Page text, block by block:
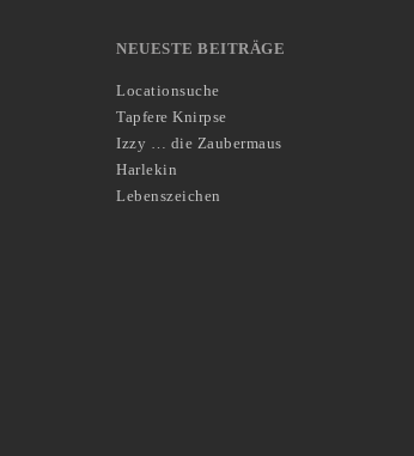
NEUESTE BEITRÄGE
Locationsuche
Tapfere Knirpse
Izzy … die Zaubermaus
Harlekin
Lebenszeichen